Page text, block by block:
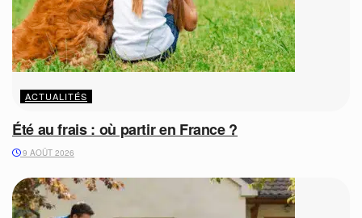
ACTUALITÉS
Été au frais : où partir en France ?
9 AOÛT 2026